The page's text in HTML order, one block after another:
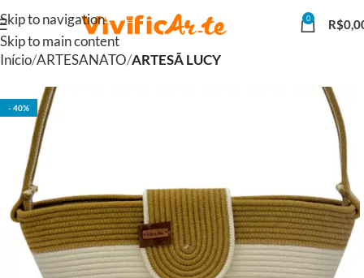
Skip to navigation
Skip to main content
0 R$
Início ARTESANATO ARTESÃ LUCY
- 40%